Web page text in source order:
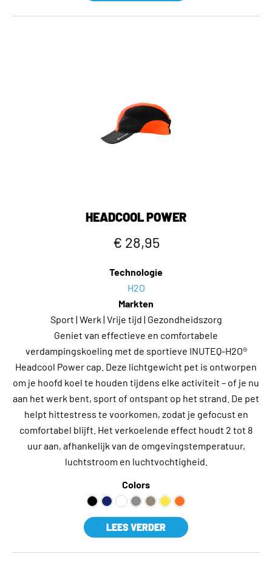
HEADCOOL POWER
€ 28,95
Technologie
H2O
Markten
Sport | Werk | Vrije tijd | Gezondheidszorg
Geniet van effectieve en comfortabele
verdampingskoeling met de sportieve INUTEQ-H2O®
Headcool Power cap. Deze lichtgewicht pet is ontworpen
om je hoofd koel te houden tijdens elke activiteit – of je nu
aan het werk bent, sport of ontspant op het strand. De pet
helpt hittestress te voorkomen, zodat je gefocust en
comfortabel blijft. Het verkoelende effect houdt 2 tot 8
uur aan, afhankelijk van de omgevingstemperatuur,
luchtstroom en luchtvochtigheid.
Colors
LEES VERDER